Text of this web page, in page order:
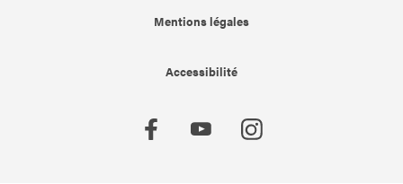
Mentions légales
Accessibilité